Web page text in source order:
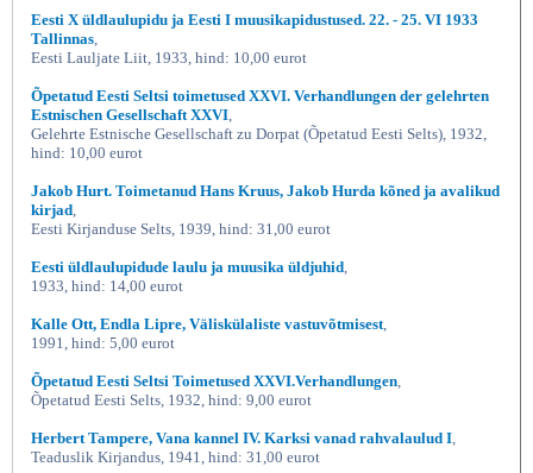
Eesti X üldlaulupidu ja Eesti I muusikapidustused. 22. - 25. VI 1933
Tallinnas,
Eesti Lauljate Liit, 1933, hind: 10,00 eurot
Õpetatud Eesti Seltsi toimetused XXVI. Verhandlungen der gelehrten
Estnischen Gesellschaft XXVI,
Gelehrte Estnische Gesellschaft zu Dorpat (Õpetatud Eesti Selts), 1932,
hind: 10,00 eurot
Jakob Hurt. Toimetanud Hans Kruus, Jakob Hurda kõned ja avalikud
kirjad,
Eesti Kirjanduse Selts, 1939, hind: 31,00 eurot
Eesti üldlaulupidude laulu ja muusika üldjuhid,
1933, hind: 14,00 eurot
Kalle Ott, Endla Lipre, Väliskülaliste vastuvõtmisest,
1991, hind: 5,00 eurot
Õpetatud Eesti Seltsi Toimetused XXVI.Verhandlungen,
Õpetatud Eesti Selts, 1932, hind: 9,00 eurot
Herbert Tampere, Vana kannel IV. Karksi vanad rahvalaulud I,
Teaduslik Kirjandus, 1941, hind: 31,00 eurot